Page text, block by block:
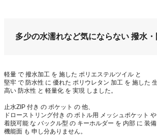
多少の水濡れなど気にならない 撥水
軽量 で 撥水加工 を 施した ポリエステルツイル と
堅牢 で 防水性 に 優れた ポリウレタン 加工 を 施した
高い 防水性 と 軽量化 を 実現 しました。
止水ZIP 付き の ポケット の 他、
ドローストリング付き の ボトル用 メッシュポケット や
着脱可能 な バックル型 の キーホルダー を 内部 に 装備
機能面 も 申し分ありません。